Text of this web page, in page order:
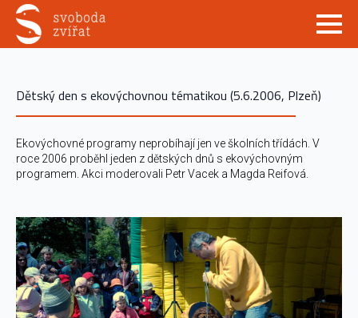
Dětský den s ekovýchovnou tématikou (5.6.2006, Plzeň)
Ekovýchovné programy neprobíhají jen ve školních třídách. V
roce 2006 proběhl jeden z dětských dnů s ekovýchovným
programem. Akci moderovali Petr Vacek a Magda Reifová.